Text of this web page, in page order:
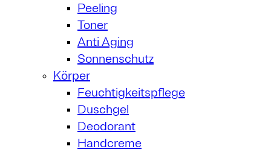
Peeling
Toner
Anti Aging
Sonnenschutz
Körper
Feuchtigkeitspflege
Duschgel
Deodorant
Handcreme